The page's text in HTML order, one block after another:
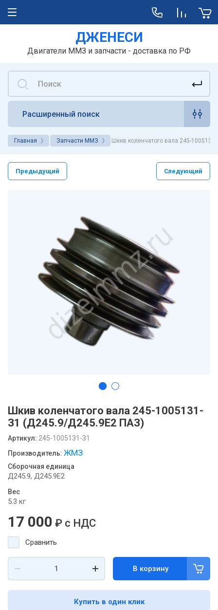
ДЖЕНЕСИ
Двигатели ММЗ и запчасти - доставка по РФ
Расширенный поиск
Главная Запчасти ММЗ Шкив коленчатого вала 245-
Предыдущий Следующий
Шкив коленчатого вала 245-1005131-
З1 (Д245.9/Д245.9Е2 ПАЗ)
Артикул: 245-1005131-З1
Производитель: ЖМЗ
Сборочная единица
Д245.9, Д245.9Е2
Вес
5.3 кг
17 000 ₽ с НДС
Сравнить
В корзину
Купить в один клик